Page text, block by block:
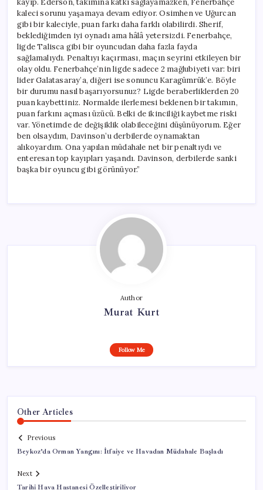
kaleci sorunu yaşamaya devam ediyor. Osimhen ve Uğurcan
gibi bir kaleciyle, puan farkı daha farklı olabilirdi. Sherif,
beklediğimden iyi oynadı ama hâlâ yetersizdi. Fenerbahçe,
ligde Talisca gibi bir oyuncudan daha fazla fayda
sağlamalıydı. Penaltıyı kaçırması, maçın seyrini etkileyen bir
olay oldu. Fenerbahçe’nin ligde sadece 2 mağlubiyeti var: biri
lider Galatasaray’a, diğeri ise sonuncu Karagümrük’e. Böyle
bir durumu nasıl başarıyorsunuz? Ligde beraberliklerden 20
puan kaybettiniz. Normalde ilerlemesi beklenen bir takımın,
puan farkını açması üzücü. Belki de ikinciliği kaybetme riski
var. Yönetimde de değişiklik olabileceğini düşünüyorum. Eğer
ben olsaydım, Davinson’u derbilerde oynamaktan
alıkoyardım. Ona yapılan müdahale net bir penaltıydı ve
enteresan top kayıpları yaşandı. Davinson, derbilerde sanki
başka bir oyuncu gibi görünüyor.”
Author
Murat Kurt
Follow Me
Other Articles
Previous
Beykoz’da Orman Yangını: İtfaiye ve Havadan Müdahale Başladı
Next
Tarihi Hava Hastanesi Özelleştiriliyor